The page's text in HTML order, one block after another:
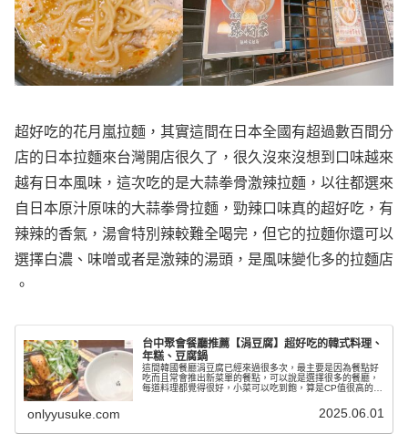
超好吃的花月嵐拉麵，其實這間在日本全國有超過數百間分
店的日本拉麵來台灣開店很久了，很久沒來沒想到口味越來
越有日本風味，這次吃的是大蒜拳骨激辣拉麵，以往都選來
自日本原汁原味的大蒜拳骨拉麵，勁辣口味真的超好吃，有
辣辣的香氣，湯會特別辣較難全喝完，但它的拉麵你還可以
選擇白濃、味噌或者是激辣的湯頭，是風味變化多的拉麵店
。
台中聚會餐廳推薦【涓豆腐】超好吃的韓式料理、
年糕、豆腐鍋
這間韓國餐廳涓豆腐已經來過很多次，最主要是因為餐點好
吃而且常會推出新菜單的餐點，可以說是選擇很多的餐廳，
每道料理都覺得很好，小菜可以吃到飽，算是CP值很高的餐
onlyyusuke.com 2025.06.01